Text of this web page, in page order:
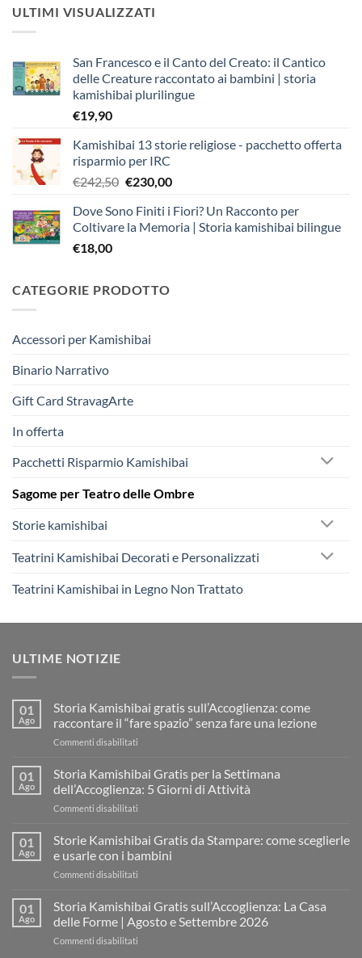
ULTIMI VISUALIZZATI
San Francesco e il Canto del Creato: il Cantico
delle Creature raccontato ai bambini | storia
kamishibai plurilingue
€19,90
Kamishibai 13 storie religiose - pacchetto offerta
risparmio per IRC
€242,50 Il
originale
era:
€230,00Il
attuale
è:
Dove Sono Finiti i Fiori? Un Racconto per
Coltivare la Memoria | Storia kamishibai bilingue
€18,00
CATEGORIE PRODOTTO
Accessori per Kamishibai
Binario Narrativo
Gift Card StravagArte
In offerta
Pacchetti Risparmio Kamishibai
Sagome per Teatro delle Ombre
Storie kamishibai
Teatrini Kamishibai Decorati e Personalizzati
Teatrini Kamishibai in Legno Non Trattato
ULTIME NOTIZIE
01
Ago
Storia Kamishibai gratis sull’Accoglienza: come
raccontare il “fare spazio” senza fare una lezione
Commenti disabilitati
Kamishibai
sull’Accoglienza:
il
“fare
una
lezione
01
Ago
Storia Kamishibai Gratis per la Settimana
dell’Accoglienza: 5 Giorni di Attività
Commenti disabilitati
Kamishibai
per
dell’Accoglienza:
Giorni
01
Ago
Storie Kamishibai Gratis da Stampare: come sceglierle
e usarle con i bambini
Commenti disabilitati
Kamishibai
da
01
Ago
Storia Kamishibai Gratis sull’Accoglienza: La Casa
delle Forme | Agosto e Settembre 2026
Commenti disabilitati